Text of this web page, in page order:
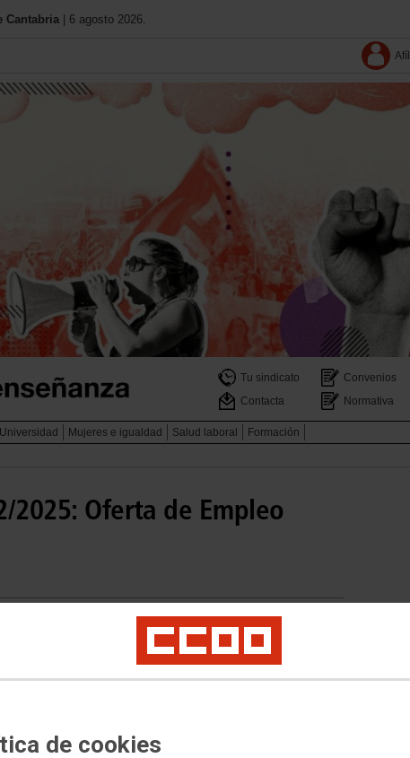
de cookies
Cantabria | 6 agosto 2026.
Tu sindicato Convenios
Contacta
Normativa
Universidad Mujeres e igualdad Salud laboral
Formación
2025: Oferta de Empleo